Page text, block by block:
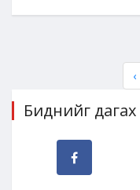
‹
Биднийг дагах